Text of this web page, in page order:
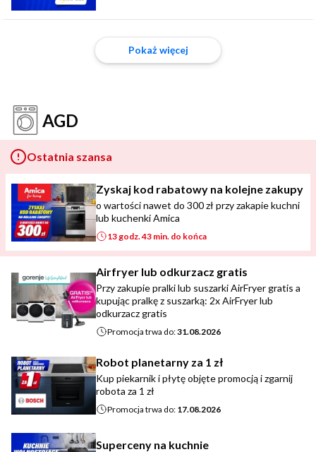
Pokaż więcej
AGD
Airfryer lub odkurzacz gratis
Przy zakupie pralki lub suszarki AirFryer gratis a
kupując pralkę z suszarką: 2x AirFryer lub
odkurzacz gratis
Promocja trwa do:31.08.2026
Robot planetarny za 1 zł
Kup piekarnik i płytę objęte promocją i zgarnij
robota za 1 zł
Promocja trwa do: 17.08.2026
Superceny na kuchnie
Ostatnia szansa
Zyskaj kod rabatowy na kolejne zakupy
o wartości nawet do 300 zł przy zakapie kuchni
lub kuchenki Amica
13 godz. 43 min. do końca